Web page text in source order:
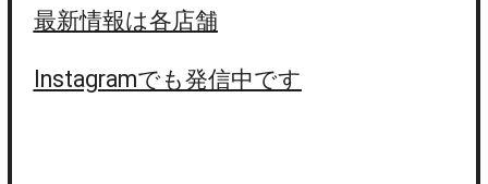
最新情報は各店舗
Instagramでも発信中です